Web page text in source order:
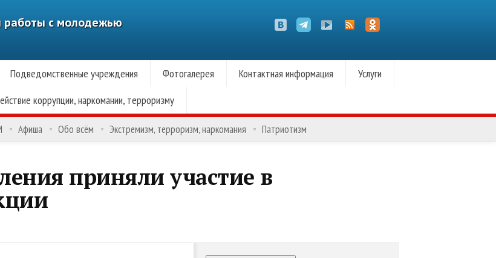
работы с молодежью
Подведомственные учреждения Фотогалерея Контактная информация
Услуги
коррупции, наркомании, терроризму
Афиша Обо всём Экстремизм, терроризм, наркомания Патриотизм
приняли участие в